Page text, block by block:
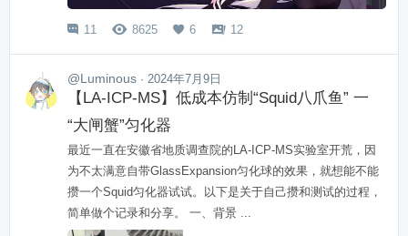
 11  8625  6  12
@Luminous · 2024年7月9日
【LA-ICP-MS】低成本仿制“Squid八爪鱼” 一
“大闸蟹”匀化器
最近一直在安徽省地质调查院的LA-ICP-MS实验室开荒，因
为不太满意自带GlassExpansion匀化球的效果，就想能不能
攒一个Squid匀化器试试。以下是关于自己攒和测试的过程，
简单做个记录和分享。 一、背景 ...